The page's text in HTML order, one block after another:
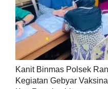
Kanit Binmas Polsek
Kegiatan Gebyar